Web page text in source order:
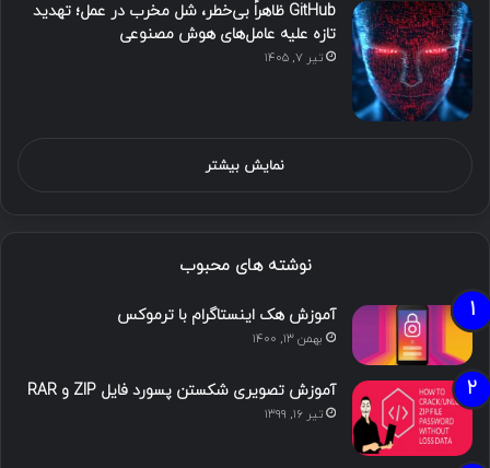
GitHub ظاهراً بی‌خطر، شل مخرب در عمل؛ تهدید
تازه علیه عامل‌های هوش مصنوعی
تیر ۷, ۱۴۰۵
نمایش بیشتر
نوشته های محبوب
آموزش هک اینستاگرام با ترموکس
بهمن ۱۳, ۱۴۰۰
آموزش تصویری شکستن پسورد فایل ZIP و RAR
تیر ۱۶, ۱۳۹۹